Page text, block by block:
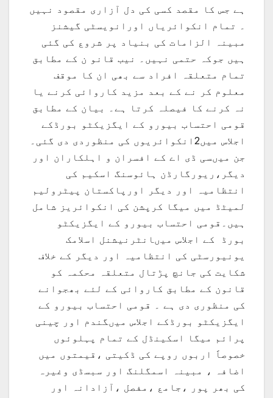
ہے جس کا مقصد کسی کی دل آزاری مقصود نہیں
۔ تمام انکوائریاں اورانویسٹی گیشنز
مبینہ الزامات کی بنیاد پر شروع کی گئی
ہیں جوکہ حتمی نہیں۔ نیب قانو ن کے مطابق
تمام متعلقہ افراد سے بھی ان کا موقف
معلوم کر نے کے بعد مزید کاروائی کرنے یا
نہ کرنے کا فیصلہ کرتا ہے۔ بیان کے مطابق
قومی احتساب بیورو کے ایگزیکٹو بورڈکے
اجلاس میں2انکوائریوں کی منظوردی دی گئی۔
جن میںسی ڈی اے کے افسران و اہلکاران اور
دیگر،ریورگارڈن ہائوسنگ اسکیم کی
انتظامیہ اور دیگر اورپاکستان پیٹرولیم
لمیٹڈ میں میگا کرپشن کی انکوائریز شامل
ہیں۔قومی احتساب بیورو کے ایگزیکٹو
بورڈ کے اجلاس میںانٹرنیشنل اسلامک
یونیورسٹی کی انتظامیہ اور دیگر کے خلاف
شکایت کی جانچ پڑتال متعلقہ محکمہ کو
قانون کے مطابق کاروائی کے لئے بھجوانے
کی منظوری دی ہے ۔ قومی احتساب بیورو کے
ایگزیکٹو بورڈکے اجلاس میںگندم اور چینی
پرائم میگا اسکینڈل کے تمام پہلوئوں
خصوصاََ اربوں روپے کی ڈکیتی ،قیمتوں میں
اضافہ ، مبینہ اسمگلنگ اور سبسڈی وغیرہ
کی بھر پور ،جامع ،مفصل ،آزادانہ اور